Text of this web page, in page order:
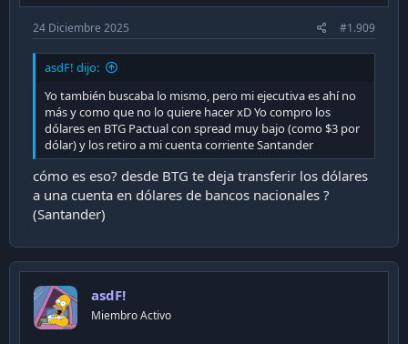
24 Diciembre 2025 #1.909
asdF! dijo:
Yo también buscaba lo mismo, pero mi ejecutiva es ahí no
más y como que no lo quiere hacer xD Yo compro los
dólares en BTG Pactual con spread muy bajo (como $3 por
dólar) y los retiro a mi cuenta corriente Santander
cómo es eso? desde BTG te deja transferir los dólares
a una cuenta en dólares de bancos nacionales ?
(Santander)
asdF!
Miembro Activo